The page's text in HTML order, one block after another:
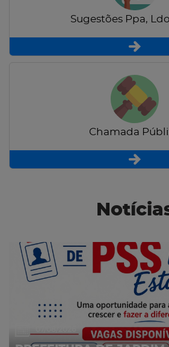
Sugestões Ppa,
Chamada